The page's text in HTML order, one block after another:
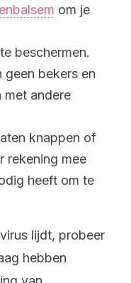
om je
beschermen.
geen bekers en
met andere
knappen of
rekening mee
heeft om te
lijdt, probeer
hebben